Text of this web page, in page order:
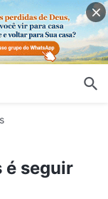
é seguir